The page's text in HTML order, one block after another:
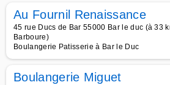
Au Fournil Renaissance
45 rue Ducs de Bar 55000 Bar le duc (à 33
Barboure)
Boulangerie Patisserie à Bar le Duc
Boulangerie Miguet